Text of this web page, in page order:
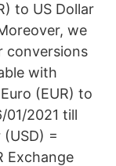
to US Dollar
we
conversions
with
(EUR) to
01/2021 till
(USD) =
Exchange